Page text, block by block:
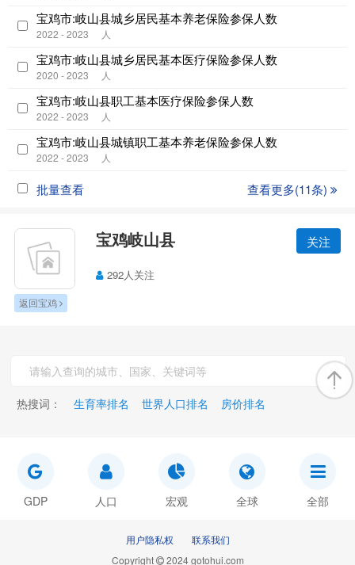
宝鸡市:岐山县城乡居民基本养老保险参保人数
2022 - 2023 人
宝鸡市:岐山县城乡居民基本医疗保险参保人数
2020 - 2023 人
宝鸡市:岐山县职工基本医疗保险参保人数
2022 - 2023 人
宝鸡市:岐山县城镇职工基本养老保险参保人数
2022 - 2023 人
批量查看 查看更多(11条)
宝鸡岐山县 关注
292人关注
返回宝鸡
热搜词： 生育率排名 世界人口排名 房价排名
GDP 人口 宏观 全球 全部
用户隐私权
联系我们
Copyright
2024 gotohui.com